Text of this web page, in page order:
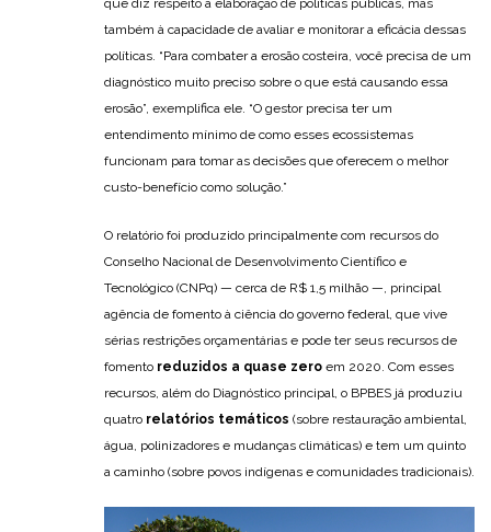
que diz respeito à elaboração de políticas públicas, mas
também à capacidade de avaliar e monitorar a eficácia dessas
políticas. “Para combater a erosão costeira, você precisa de um
diagnóstico muito preciso sobre o que está causando essa
erosão”, exemplifica ele. “O gestor precisa ter um
entendimento mínimo de como esses ecossistemas
funcionam para tomar as decisões que oferecem o melhor
custo-benefício como solução.”
O relatório foi produzido principalmente com recursos do
Conselho Nacional de Desenvolvimento Científico e
Tecnológico (CNPq) — cerca de R$ 1,5 milhão —, principal
agência de fomento à ciência do governo federal, que vive
sérias restrições orçamentárias e pode ter seus recursos de
fomento reduzidos a quase zero em 2020. Com esses
recursos, além do Diagnóstico principal, o BPBES já produziu
quatro relatórios temáticos (sobre restauração ambiental,
água, polinizadores e mudanças climáticas) e tem um quinto
a caminho (sobre povos indígenas e comunidades tradicionais).